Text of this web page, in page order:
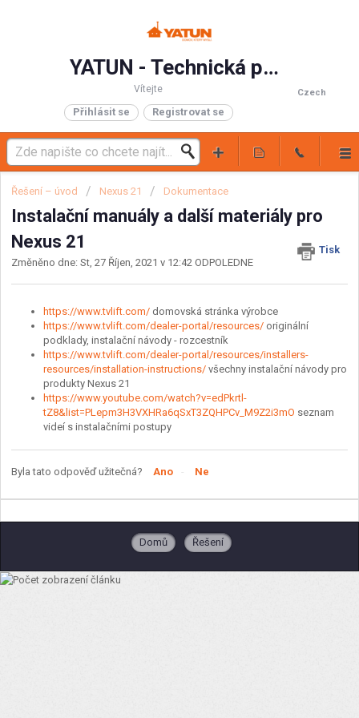
YATUN - Technická podpora
Czech
Vítejte
Přihlásit se Registrovat se
Řešení – úvod Nexus 21 Dokumentace
Instalační manuály a další materiály pro
Nexus 21
Tisk
Změněno dne: St, 27 Říjen, 2021 v 12:42 ODPOLEDNE
https://www.tvlift.com/ domovská stránka výrobce
https://www.tvlift.com/dealer-portal/resources/ originální
podklady, instalační návody - rozcestník
https://www.tvlift.com/dealer-portal/resources/installers-
resources/installation-instructions/ všechny instalační návody pro
produkty Nexus 21
https://www.youtube.com/watch?v=edPkrtl-
tZ8&list=PLepm3H3VXHRa6qSxT3ZQHPCv_M9Z2i3mO seznam
videí s instalačními postupy
Byla tato odpověď užitečná? Ano Ne
Domů Řešení